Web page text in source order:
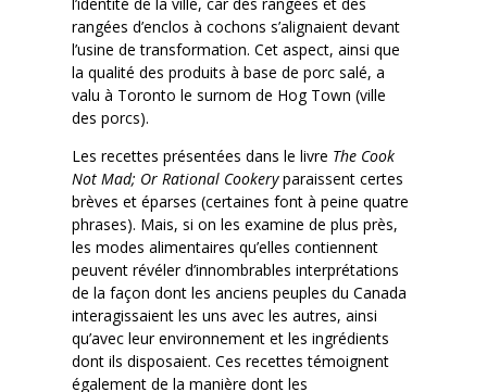
rangées d’enclos à cochons s’alignaient devant
l’usine de transformation. Cet aspect, ainsi que
la qualité des produits à base de porc salé, a
valu à Toronto le surnom de Hog Town (ville
des porcs).
Les recettes présentées dans le livre The Cook
Not Mad; Or Rational Cookeryparaissent certes
brèves et éparses (certaines font à peine quatre
phrases). Mais, si on les examine de plus près,
les modes alimentaires qu’elles contiennent
peuvent révéler d’innombrables interprétations
de la façon dont les anciens peuples du Canada
interagissaient les uns avec les autres, ainsi
qu’avec leur environnement et les ingrédients
dont ils disposaient. Ces recettes témoignent
également de la manière dont les